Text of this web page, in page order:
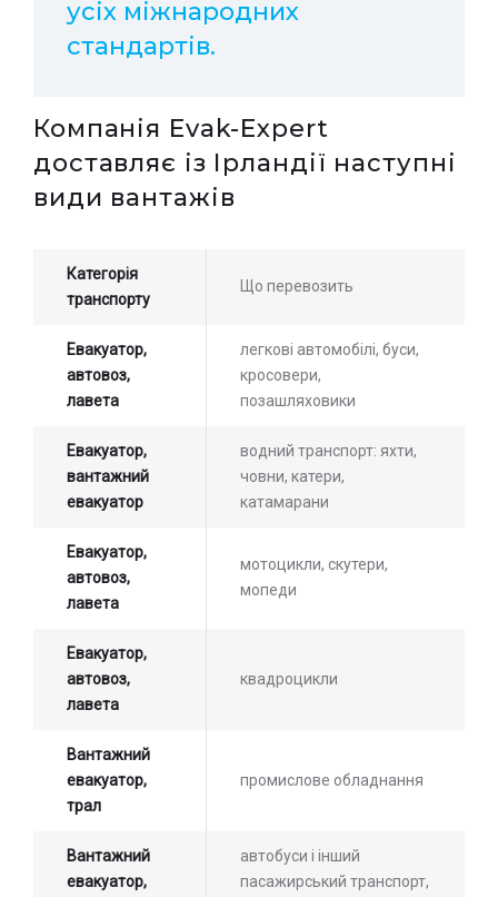
усіх міжнародних
стандартів.
Компанія Evak-Expert
доставляє із Ірландії наступні
види вантажів
Категорія
транспорту
Що перевозить
Евакуатор,
автовоз,
лавета
легкові автомобілі, буси,
кросовери,
позашляховики
Евакуатор,
вантажний
евакуатор
водний транспорт: яхти,
човни, катери,
катамарани
Евакуатор,
автовоз,
лавета
мотоцикли, скутери,
мопеди
Евакуатор,
автовоз,
лавета
квадроцикли
Вантажний
евакуатор,
трал
промислове обладнання
Вантажний
евакуатор,
автобуси і інший
пасажирський транспорт,